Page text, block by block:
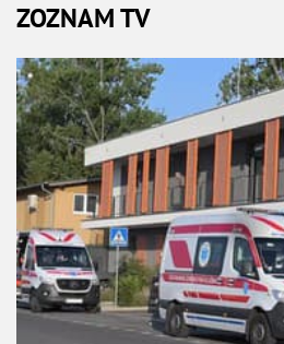
ZOZNAM TV